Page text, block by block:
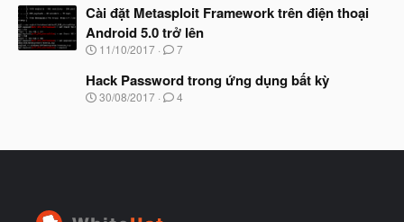
ầ
u
à
b
ắ
đ
ầ
Cài đặt Metasploit Framework trên điện thoại
Android 5.0 trở lên
N
à
y
b
đ
11/10/2017 7
Hack Password trong ứng dụng bất kỳ
N
b
30/08/2017 4